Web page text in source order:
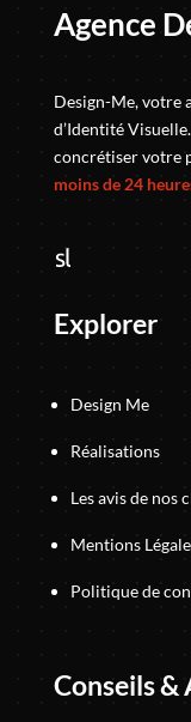
Agence
Design-Me, votre
d’Identité
concrétiser votre
moins de 24
Explorer
Design Me
Réalisations
Les avis de nos
Mentions
Politique de
Conseils